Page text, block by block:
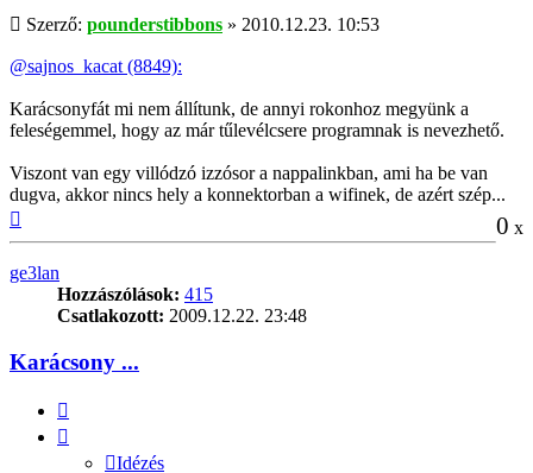
Hozzászólás
Szerző: pounderstibbons » 2010.12.23. 10:53
@sajnos_kacat (8849):
Karácsonyfát mi nem állítunk, de annyi rokonhoz megyünk a
feleségemmel, hogy az már tűlevélcsere programnak is nevezhető.
Viszont van egy villódzó izzósor a nappalinkban, ami ha be van
dugva, akkor nincs hely a konnektorban a wifinek, de azért szép...
0 x
ge3lan
Hozzászólások: 415
Csatlakozott: 2009.12.22. 23:48
Karácsony ...
Idézés